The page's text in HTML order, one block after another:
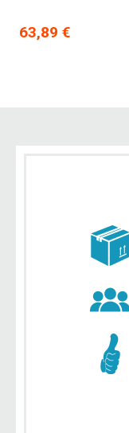
63,89 €